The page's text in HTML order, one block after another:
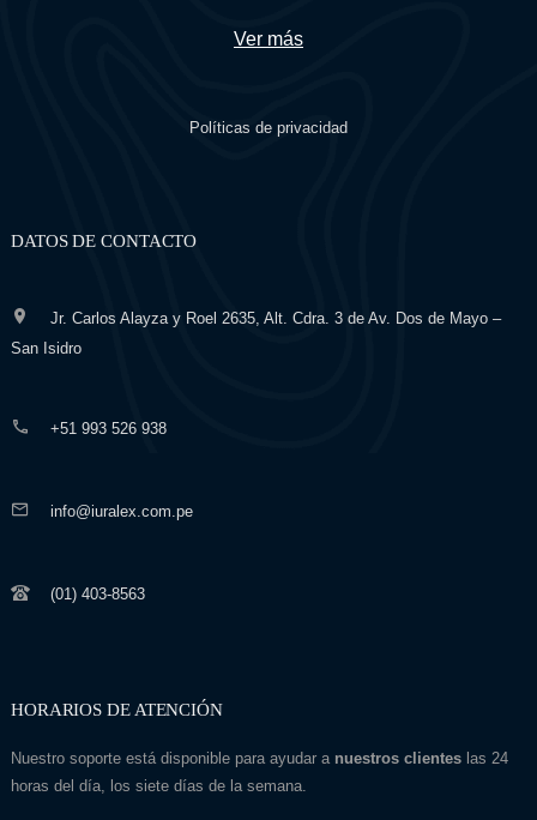
Ver más
Políticas de privacidad
DATOS DE CONTACTO
Jr. Carlos Alayza y Roel 2635, Alt. Cdra. 3 de Av. Dos de Mayo –
San Isidro
+51 993 526 938
info@iuralex.com.pe
(01) 403-8563
HORARIOS DE ATENCIÓN
Nuestro soporte está disponible para ayudar a nuestros clienteslas 24
horas del día, los siete días de la semana.